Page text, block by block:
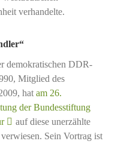
verhandelte.
demokratischen DDR-
Mitglied des
hat am 26.
der Bundesstiftung
auf diese unerzählte
Sein Vortrag ist